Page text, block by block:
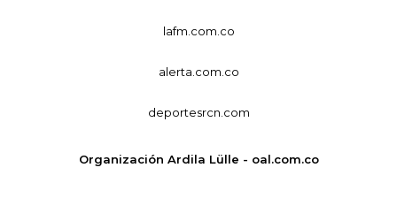
lafm.com.co
alerta.com.co
deportesrcn.com
Organización Ardila Lülle - oal.com.co